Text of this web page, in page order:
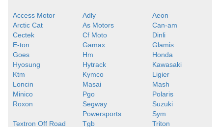
Access Motor Adly
Aeon
Arctic Cat
As Motors
Can-am
Cectek
Cf Moto
Dinli
E-ton
Gamax
Glamis
Goes
Hm
Honda
Hyosung
Hytrack
Kawasaki
Ktm
Kymco
Ligier
Loncin
Masai
Mash
Minico
Pgo
Polaris
Roxon
Segway
Powersports
Suzuki
Sym
Textron Off Road
Tgb Triton